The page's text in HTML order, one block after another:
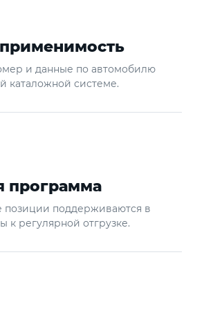
и данные по автомобилю
каталожной системе.
программа
позиции поддерживаются в
к регулярной отгрузке.